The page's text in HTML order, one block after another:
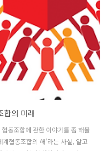
에 대한 관대성, 국가 신뢰도, 지
기 위한 계수), 빈곤율, 여성차별,
라는 7개 지표를 추가하여 ..
합의 미래
동조합에 관한 이야기를 좀 해볼
협동조합의 해'라는 사실, 알고